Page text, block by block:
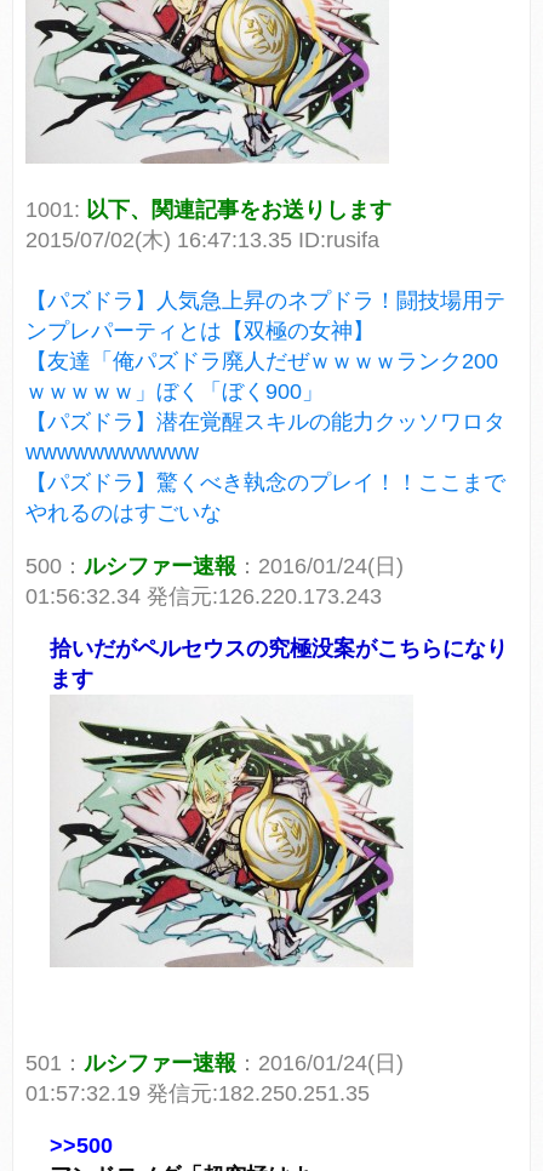
1001: 以下、関連記事をお送りします
2015/07/02(木) 16:47:13.35 ID:rusifa
【パズドラ】人気急上昇のネプドラ！闘技場用テ
ンプレパーティとは【双極の女神】
【友達「俺パズドラ廃人だぜｗｗｗｗランク200
ｗｗｗｗｗ」ぼく「ぼく900」
【パズドラ】潜在覚醒スキルの能力クッソワロタ
wwwwwwwwwww
【パズドラ】驚くべき執念のプレイ！！ここまで
やれるのはすごいな
500： ルシファー速報 ：2016/01/24(日)
01:56:32.34 発信元:126.220.173.243
拾いだがペルセウスの究極没案がこちらになり
ます
501： ルシファー速報 ：2016/01/24(日)
01:57:32.19 発信元:182.250.251.35
>>500